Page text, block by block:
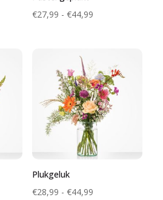
€27,99 - €44,99Prijsklasse:
Plukgeluk
€28,99 - €44,99Prijsklasse: